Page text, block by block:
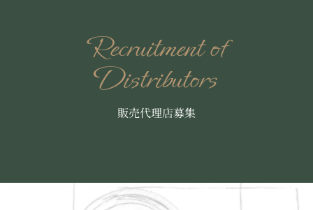
Recruitment of
Distributors
販売代理店募集